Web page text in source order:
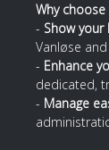
Why
- Show
Vanløse
- Enhance
dedicated,
- Manage